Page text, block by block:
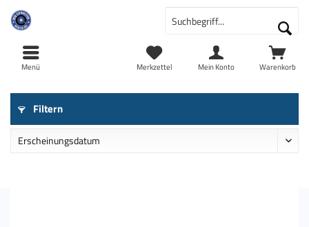
Warenkorb
Merkzettel Mein Konto
Menü
Filtern